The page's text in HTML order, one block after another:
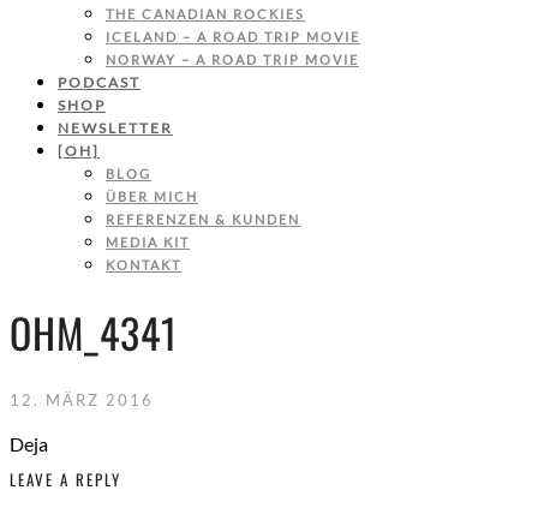
THE CANADIAN ROCKIES
ICELAND – A ROAD TRIP MOVIE
NORWAY – A ROAD TRIP MOVIE
PODCAST
SHOP
NEWSLETTER
[OH]
BLOG
ÜBER MICH
REFERENZEN & KUNDEN
MEDIA KIT
KONTAKT
OHM_4341
12. MÄRZ 2016
Deja
LEAVE A REPLY